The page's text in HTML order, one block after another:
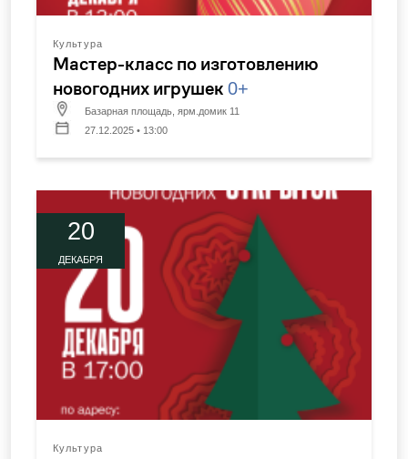
Культура
Мастер-класс по изготовлению
новогодних игрушек 0+
Базарная площадь, ярм.домик 11
27.12.2025 • 13:00
20
ДЕКАБРЯ
Культура